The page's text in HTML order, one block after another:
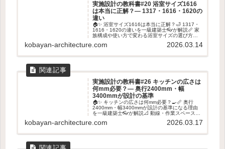
実施設計の教科書#20 浴室サイズ1616
は本当に正解？― 1317・1616・1620の
違い
🏠✨ 浴室サイズ1616は本当に正解？🛁 1317・
1616・1620の違いを一級建築士👓が解説📏 家
族構成や使い方で変わる浴室サイズの選び方を
kobayan-architecture.com 2026.03.14
実施設計の教科書#26 キッチンの広さは
何mm必要？― 奥行2400mm・幅
3400mmが設計の基準
🏠✨ キッチンの広さは何mm必要？🍳📏 奥行
2400mm・幅3400mmが設計の基準になる理由
を一級建築士👓が解説📐 動線・作業スペース・
収納まで考えたキッチン寸法のポイントを紹介
します✨
kobayan-architecture.com 2026.03.17